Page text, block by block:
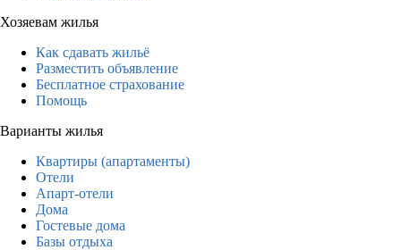
Хозяевам жилья
Как сдавать жильё
Разместить объявление
Бесплатное страхование
Помощь
Варианты жилья
Квартиры (апартаменты)
Отели
Апарт-отели
Дома
Гостевые дома
Базы отдыха